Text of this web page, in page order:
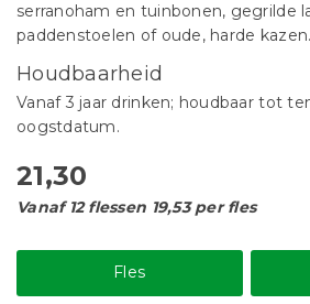
serranoham en tuinbonen, gegrilde
paddenstoelen of oude, harde kazen.
Houdbaarheid
Vanaf 3 jaar drinken; houdbaar tot
oogstdatum.
21,30
Vanaf 12 flessen 19,53 per fles
Fles